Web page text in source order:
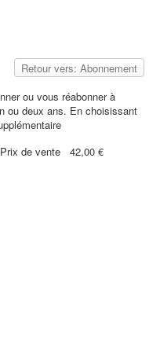
Retour vers: Abonnement
ou vous réabonner à
ou deux ans. En choisissant
Prix ​​de vente
42,00 €